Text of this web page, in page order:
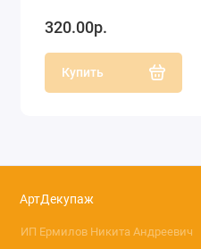
320.00р.
Купить
АртДекупаж
ИП Ермилов Никита Андреевич